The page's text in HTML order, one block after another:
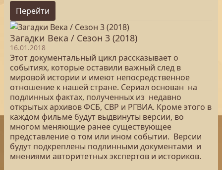
Перейти
Загадки Века / Сезон 3 (2018)
16.01.2018
Этот документальный цикл рассказывает о
событиях, которые оставили важный след в
мировой истории и имеют непосредственное
отношение к нашей стране. Сериал основан на
подлинных фактах, полученных из недавно
открытых архивов ФСБ, СВР и РГВИА. Кроме этого в
каждом фильме будут выдвинуты версии, во
многом меняющие ранее существующее
представление о том или ином событии. Версии
будут подкреплены подлинными документами и
мнениями авторитетных экспертов и историков.